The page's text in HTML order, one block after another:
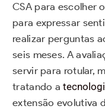
CSA para escolher
para expressar
realizar perguntas
seis meses. A
servir para rotular,
tratando a
extensão evolutiva